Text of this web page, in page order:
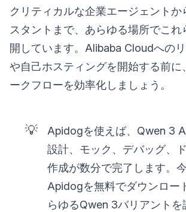
クリティカルな企業エージェントか
スタントまで、あらゆる場所でこれ
開しています。Alibaba Cloudへの
や自己ホスティングを開始する前
ークフローを効率化しましょう。
💡
Apidogを使えば、Qwen 3
設計、モック、デバッグ、
作成が数分で完了します。
Apidogを無料でダウンロー
らゆるQwen 3バリアントを